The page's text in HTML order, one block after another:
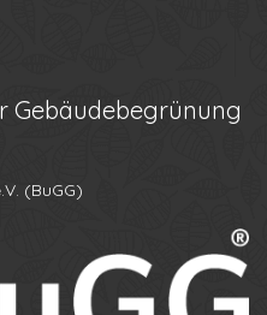
Gebäudebegrünung
(BuGG)